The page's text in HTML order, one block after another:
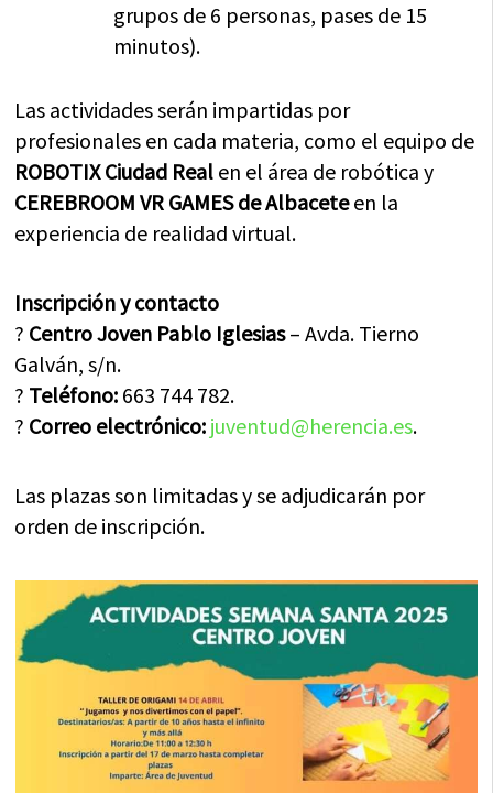
grupos de 6 personas, pases de 15
minutos).
Las actividades serán impartidas por
profesionales en cada materia, como el equipo de
ROBOTIX Ciudad Real en el área de robótica y
CEREBROOM VR GAMES de Albaceteen la
experiencia de realidad virtual.
Inscripción y contacto
? Centro Joven Pablo Iglesias– Avda. Tierno
Galván, s/n.
? Teléfono: 663 744 782.
? Correo electrónico: juventud@herencia.es.
Las plazas son limitadas y se adjudicarán por
orden de inscripción.